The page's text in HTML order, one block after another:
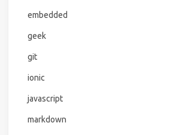
embedded
geek
git
ionic
javascript
markdown